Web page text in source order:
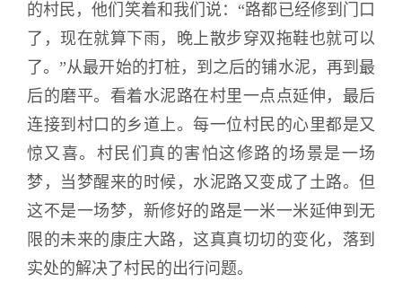
的村民，他们笑着和我们说：“路都已经修到门口
了，现在就算下雨，晚上散步穿双拖鞋也就可以
了。”从最开始的打桩，到之后的铺水泥，再到最
后的磨平。看着水泥路在村里一点点延伸，最后
连接到村口的乡道上。每一位村民的心里都是又
惊又喜。村民们真的害怕这修路的场景是一场
梦，当梦醒来的时候，水泥路又变成了土路。但
这不是一场梦，新修好的路是一米一米延伸到无
限的未来的康庄大路，这真真切切的变化，落到
实处的解决了村民的出行问题。